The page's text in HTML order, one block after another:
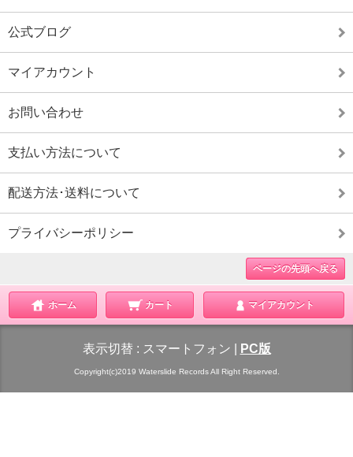
公式ブログ
マイアカウント
お問い合わせ
支払い方法について
配送方法･送料について
プライバシーポリシー
ページの先頭へ戻る
ホーム カート マイアカウント
表示切替 : スマートフォン PC版
Copyright(c)2019 Waterslide Records All Right Reserved.